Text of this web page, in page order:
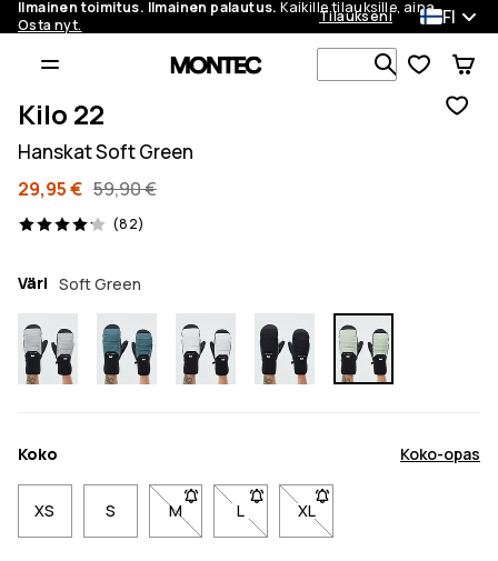
Ilmainen toimitus. Ilmainen palautus. Kaikille tilauksille, aina.
Osta nyt.
Tilaukseni FI
Etsi 1 000+
Kilo 22
Hanskat Soft Green
29,95 € 59,90 €
(82)
82 arvostelut, 4.1/5
Väri Soft Green
Koko Koko-opas
XS S M- Koko M ei ole saatavilla. Napsauta
L- Koko L ei ole saatavilla.
XL- Koko XL ei ole